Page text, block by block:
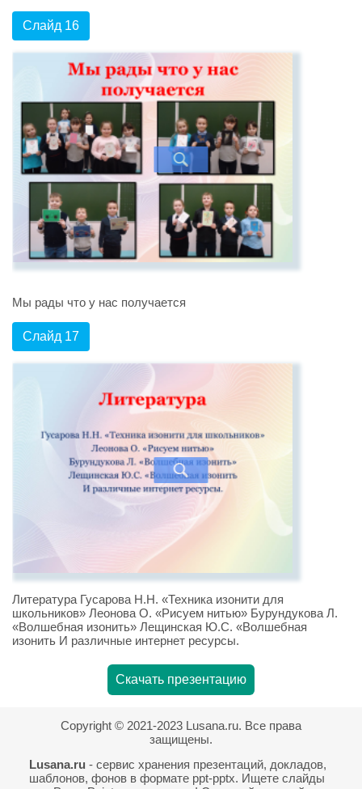
Слайд 16
Мы рады что у нас получается
Слайд 17
Литература Гусарова Н.Н. «Техника изонити для
школьников» Леонова О. «Рисуем нитью» Бурундукова Л.
«Волшебная изонить» Лещинская Ю.С. «Волшебная
изонить И различные интернет ресурсы.
Скачать презентацию
Copyright © 2021-2023 Lusana.ru. Все права
защищены.
Lusana.ru - сервис хранения презентаций, докладов,
шаблонов, фонов в формате ppt-pptx. Ищете слайды